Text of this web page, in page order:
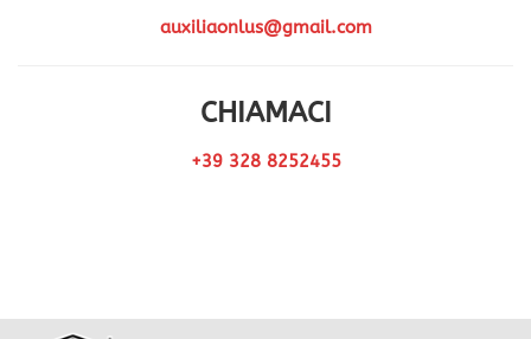
auxiliaonlus@gmail.com
CHIAMACI
+39 328 8252455